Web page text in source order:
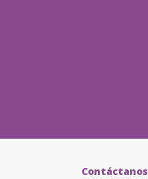
Contáctanos